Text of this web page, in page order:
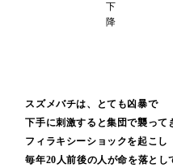
スズメバチは、とても凶暴で
下手に刺激すると集団で襲って
フィラキシーショックを起こし
毎年20人前後の人が命を落とし